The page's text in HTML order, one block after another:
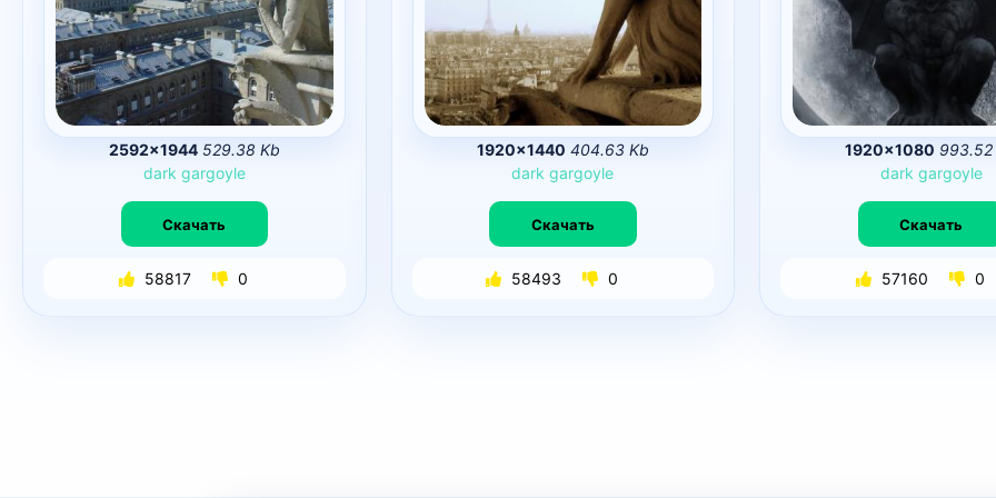
2592×1944 529.38 Kb
dark gargoyle
Скачать
58817 0
1920×1440 404.63 Kb
dark gargoyle
Скачать
58493 0
1920×1080 993.52
dark gargoyle
Скачать
57160 0